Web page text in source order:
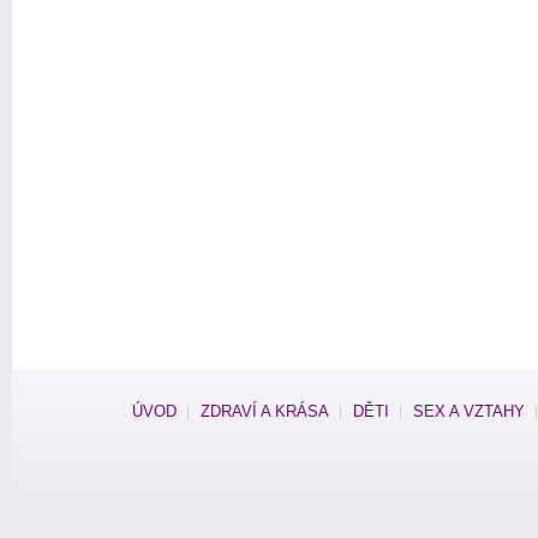
ÚVOD ZDRAVÍ A KRÁSA DĚTI SEX A VZTAHY